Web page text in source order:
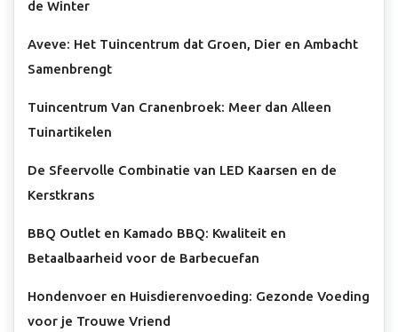
de Winter
Aveve: Het Tuincentrum dat Groen, Dier en Ambacht
Samenbrengt
Tuincentrum Van Cranenbroek: Meer dan Alleen
Tuinartikelen
De Sfeervolle Combinatie van LED Kaarsen en de
Kerstkrans
BBQ Outlet en Kamado BBQ: Kwaliteit en
Betaalbaarheid voor de Barbecuefan
Hondenvoer en Huisdierenvoeding: Gezonde Voeding
voor je Trouwe Vriend